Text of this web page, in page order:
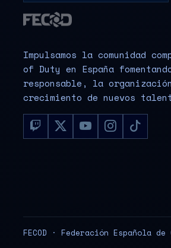
Impulsamos la comunidad
of Duty en España
responsable, la
crecimiento de nuevos
FECOD · Federación Española